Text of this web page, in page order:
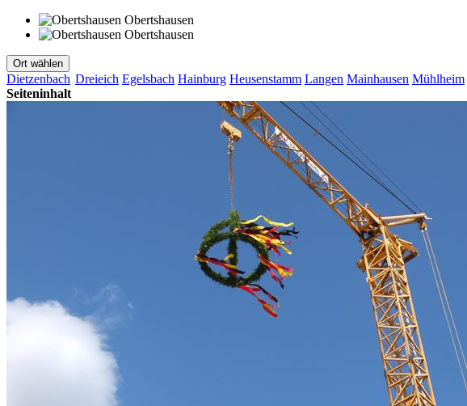
Obertshausen
Obertshausen
Ort wählen
Dietzenbach Dreieich Egelsbach Hainburg Heusenstamm Langen Mainhausen Mühlheim
Seiteninhalt